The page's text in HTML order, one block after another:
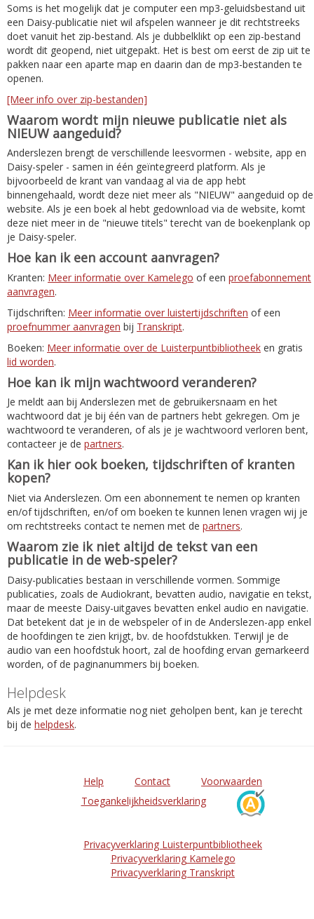
Soms is het mogelijk dat je computer een mp3-geluidsbestand uit
een Daisy-publicatie niet wil afspelen wanneer je dit rechtstreeks
doet vanuit het zip-bestand. Als je dubbelklikt op een zip-bestand
wordt dit geopend, niet uitgepakt. Het is best om eerst de zip uit te
pakken naar een aparte map en daarin dan de mp3-bestanden te
openen.
[Meer info over zip-bestanden]
Waarom wordt mijn nieuwe publicatie niet als
NIEUW aangeduid?
Anderslezen brengt de verschillende leesvormen - website, app en
Daisy-speler - samen in één geïntegreerd platform. Als je
bijvoorbeeld de krant van vandaag al via de app hebt
binnengehaald, wordt deze niet meer als "NIEUW" aangeduid op de
website. Als je een boek al hebt gedownload via de website, komt
deze niet meer in de "nieuwe titels" terecht van de boekenplank op
je Daisy-speler.
Hoe kan ik een account aanvragen?
Kranten: Meer informatie over Kamelego of een proefabonnement
aanvragen.
Tijdschriften: Meer informatie over luistertijdschriften of een
proefnummer aanvragen bij Transkript.
Boeken: Meer informatie over de Luisterpuntbibliotheek en gratis
lid worden.
Hoe kan ik mijn wachtwoord veranderen?
Je meldt aan bij Anderslezen met de gebruikersnaam en het
wachtwoord dat je bij één van de partners hebt gekregen. Om je
wachtwoord te veranderen, of als je je wachtwoord verloren bent,
contacteer je de partners.
Kan ik hier ook boeken, tijdschriften of kranten
kopen?
Niet via Anderslezen. Om een abonnement te nemen op kranten
en/of tijdschriften, en/of om boeken te kunnen lenen vragen wij je
om rechtstreeks contact te nemen met de partners.
Waarom zie ik niet altijd de tekst van een
publicatie in de web-speler?
Daisy-publicaties bestaan in verschillende vormen. Sommige
publicaties, zoals de Audiokrant, bevatten audio, navigatie en tekst,
maar de meeste Daisy-uitgaves bevatten enkel audio en navigatie.
Dat betekent dat je in de webspeler of in de Anderslezen-app enkel
de hoofdingen te zien krijgt, bv. de hoofdstukken. Terwijl je de
audio van een hoofdstuk hoort, zal de hoofding ervan gemarkeerd
worden, of de paginanummers bij boeken.
Helpdesk
Als je met deze informatie nog niet geholpen bent, kan je terecht
bij de helpdesk.
Help Contact
Voorwaarden
Toegankelijkheidsverklaring
Privacyverklaring Luisterpuntbibliotheek
Privacyverklaring Kamelego
Privacyverklaring Transkript